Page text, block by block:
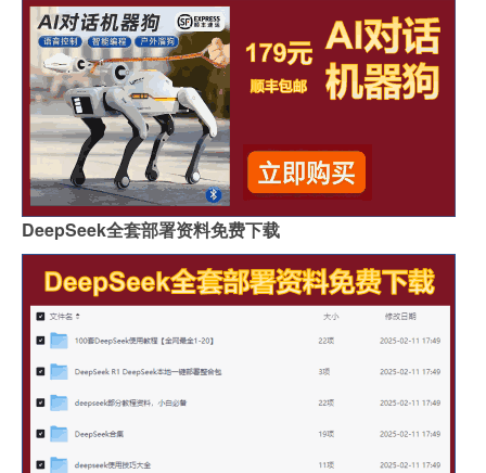
DeepSeek全套部署资料免费下载